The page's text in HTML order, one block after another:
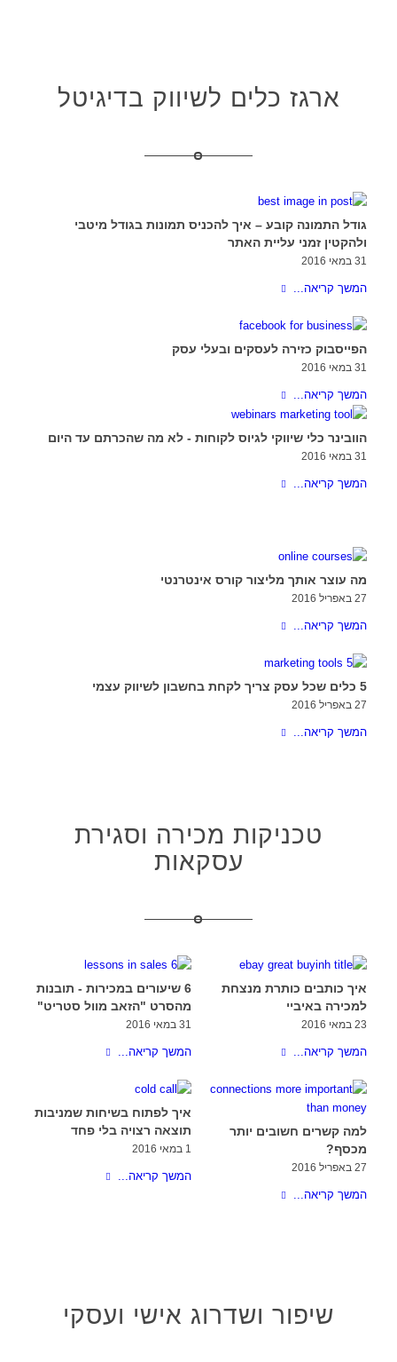
ארגז כלים לשיווק בדיגיטל
גודל התמונה קובע – איך להכניס תמונות בגודל מיטבי
ולהקטין זמני עליית האתר
31 במאי 2016
המשך קריאה...
הפייסבוק כזירה לעסקים ובעלי עסק
31 במאי 2016
המשך קריאה...
הוובינר כלי שיווקי לגיוס לקוחות - לא מה שהכרתם עד היום
31 במאי 2016
המשך קריאה...
מה עוצר אותך מליצור קורס אינטרנטי
27 באפריל 2016
המשך קריאה...
5 כלים שכל עסק צריך לקחת בחשבון לשיווק עצמי
27 באפריל 2016
המשך קריאה...
טכניקות מכירה וסגירת
עסקאות
6 שיעורים במכירות - תובנות
מהסרט "הזאב מוול סטריט"
31 במאי 2016
המשך קריאה...
איך כותבים כותרת מנצחת
למכירה באיביי
23 במאי 2016
המשך קריאה...
איך לפתוח בשיחות שמניבות
תוצאה רצויה בלי פחד
1 במאי 2016
המשך קריאה...
למה קשרים חשובים יותר
מכסף?
27 באפריל 2016
המשך קריאה...
שיפור ושדרוג אישי ועסקי